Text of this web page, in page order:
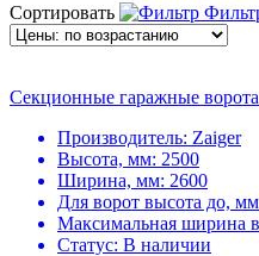
Сортировать
Секционные гаражные
Производитель: Zaiger
Высота, мм: 2500
Ширина, мм: 2600
Для ворот высота до,
Максимальная ширина
Статус: В наличии